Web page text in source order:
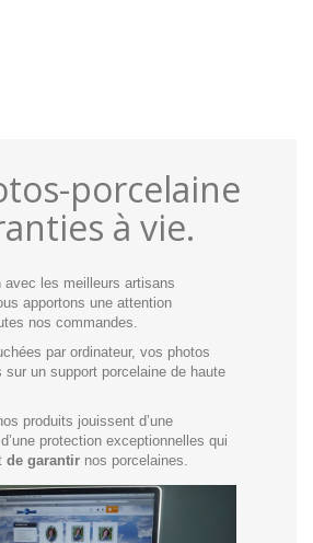
porcelaine
à vie.
avec les meilleurs artisans
apportons une attention
nos commandes.
par ordinateur, vos photos
sur un support porcelaine de haute
produits jouissent d’une
protection exceptionnelles qui
de garantir nos porcelaines.